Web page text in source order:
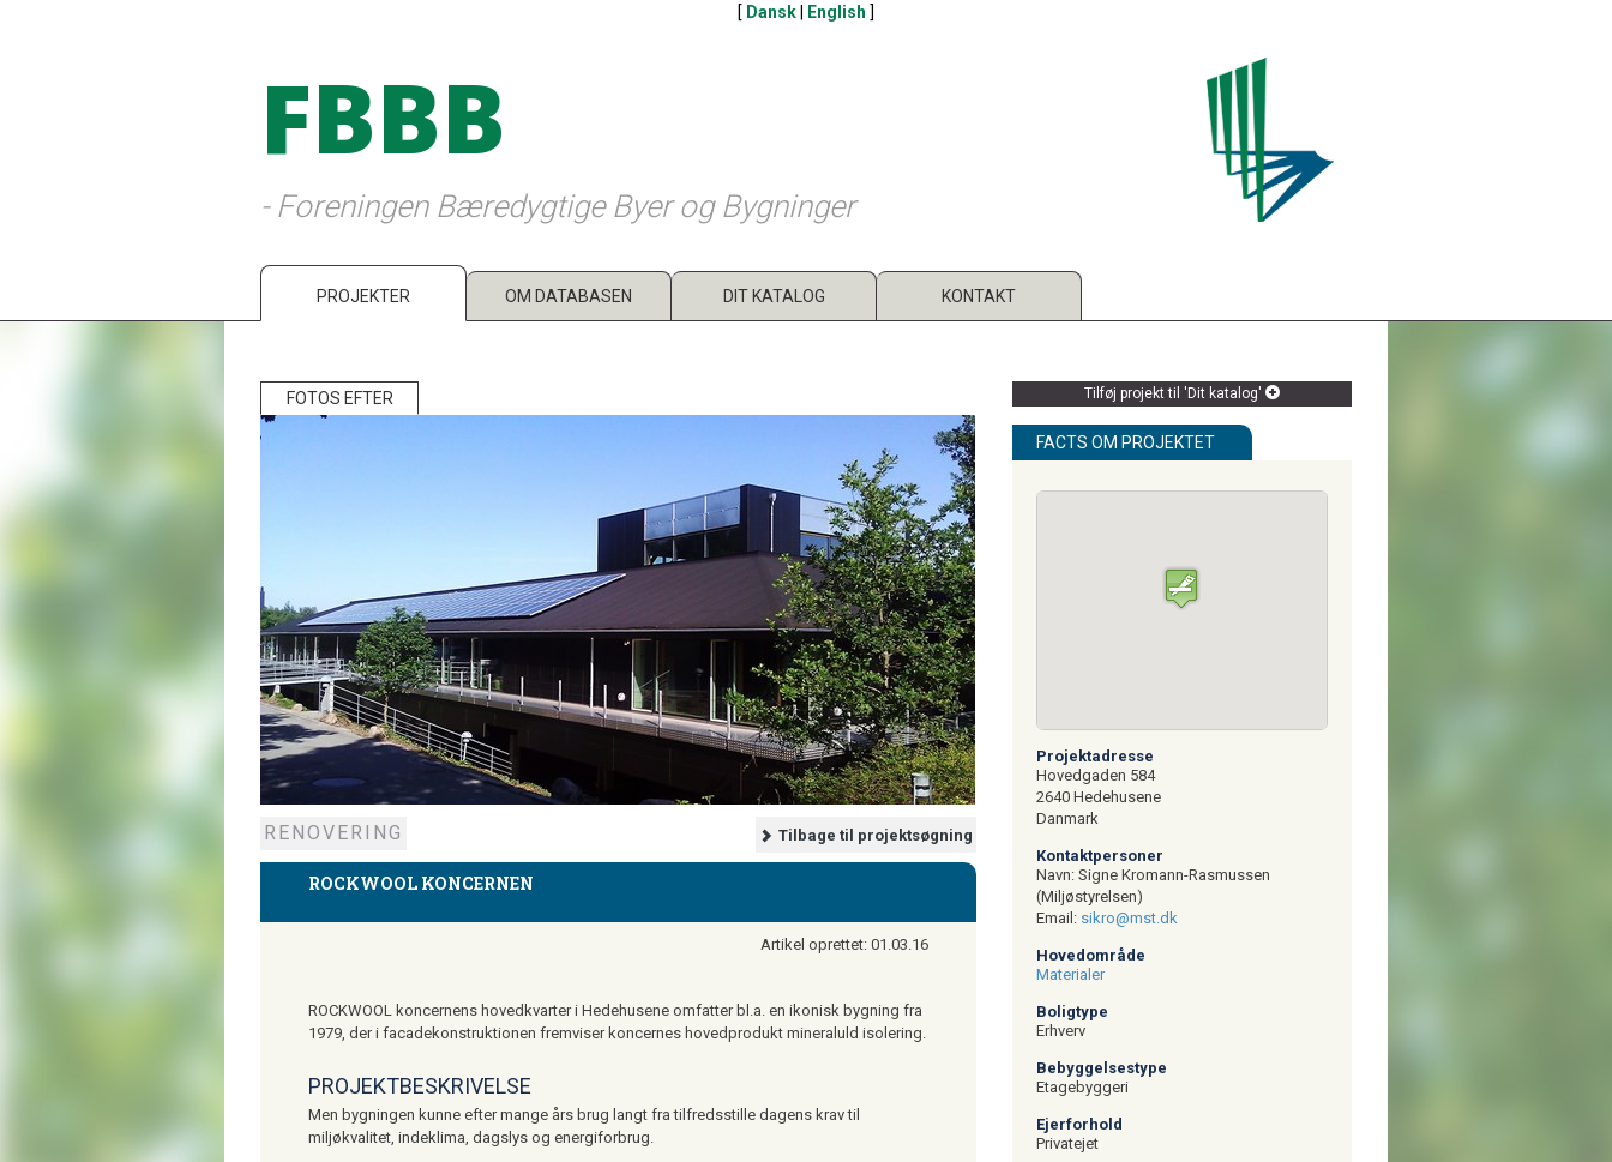
[ Dansk English ]
FBBB
- Foreningen Bæredygtige Byer og Bygninger
PROJEKTER OM DATABASEN DIT KATALOG KONTAKT
FOTOS EFTER
RENOVERING Tilbage til projektsøgning
ROCKWOOL KONCERNEN
Artikel oprettet: 01.03.16
ROCKWOOL koncernens hovedkvarter i Hedehusene omfatter bl.a. en ikonisk bygning fra
1979, der i facadekonstruktionen fremviser koncernes hovedprodukt mineraluld isolering.
PROJEKTBESKRIVELSE
Men bygningen kunne efter mange års brug langt fra tilfredsstille dagens krav til
miljøkvalitet, indeklima, dagslys og energiforbrug.
Tilføj projekt til 'Dit katalog'
FACTS OM PROJEKTET
Projektadresse
Hovedgaden 584
2640 Hedehusene
Danmark
Kontaktpersoner
Navn: Signe Kromann-Rasmussen
(Miljøstyrelsen)
Email: sikro@mst.dk
Hovedområde
Materialer
Boligtype
Erhverv
Bebyggelsestype
Etagebyggeri
Ejerforhold
Privatejet